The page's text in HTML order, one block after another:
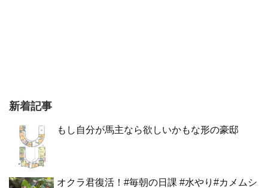
新着記事
もし自分が馬主なら欲しいかもな形の豪邸
オクラ君復活！#毎朝の日課 #水やり#カメムシ